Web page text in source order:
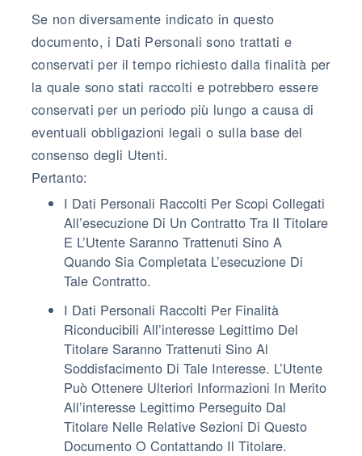
Se non diversamente indicato in questo
documento, i Dati Personali sono trattati e
conservati per il tempo richiesto dalla finalità per
la quale sono stati raccolti e potrebbero essere
conservati per un periodo più lungo a causa di
eventuali obbligazioni legali o sulla base del
consenso degli Utenti.
Pertanto:
I Dati Personali Raccolti Per Scopi Collegati
All’esecuzione Di Un Contratto Tra Il Titolare
E L’Utente Saranno Trattenuti Sino A
Quando Sia Completata L’esecuzione Di
Tale Contratto.
I Dati Personali Raccolti Per Finalità
Riconducibili All’interesse Legittimo Del
Titolare Saranno Trattenuti Sino Al
Soddisfacimento Di Tale Interesse. L’Utente
Può Ottenere Ulteriori Informazioni In Merito
All’interesse Legittimo Perseguito Dal
Titolare Nelle Relative Sezioni Di Questo
Documento O Contattando Il Titolare.